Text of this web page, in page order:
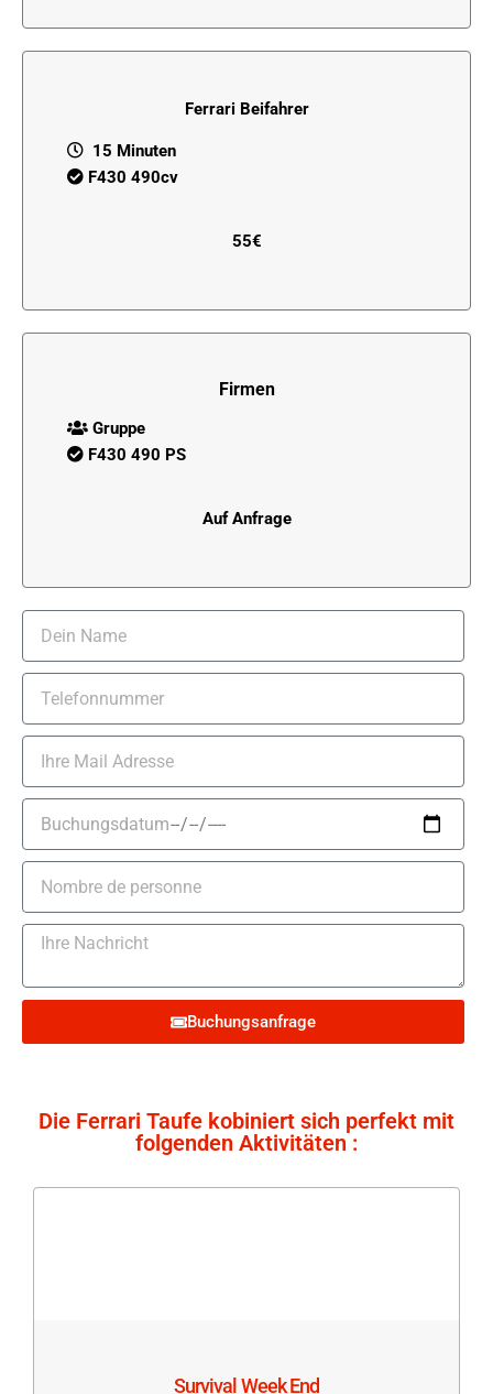
Ferrari Beifahrer
15 Minuten
F430 490cv
55€
Firmen
Gruppe
F430 490 PS
Auf Anfrage
Buchungsanfrage
Die Ferrari Taufe kobiniert sich perfekt mit
folgenden Aktivitäten :
Survival Week End